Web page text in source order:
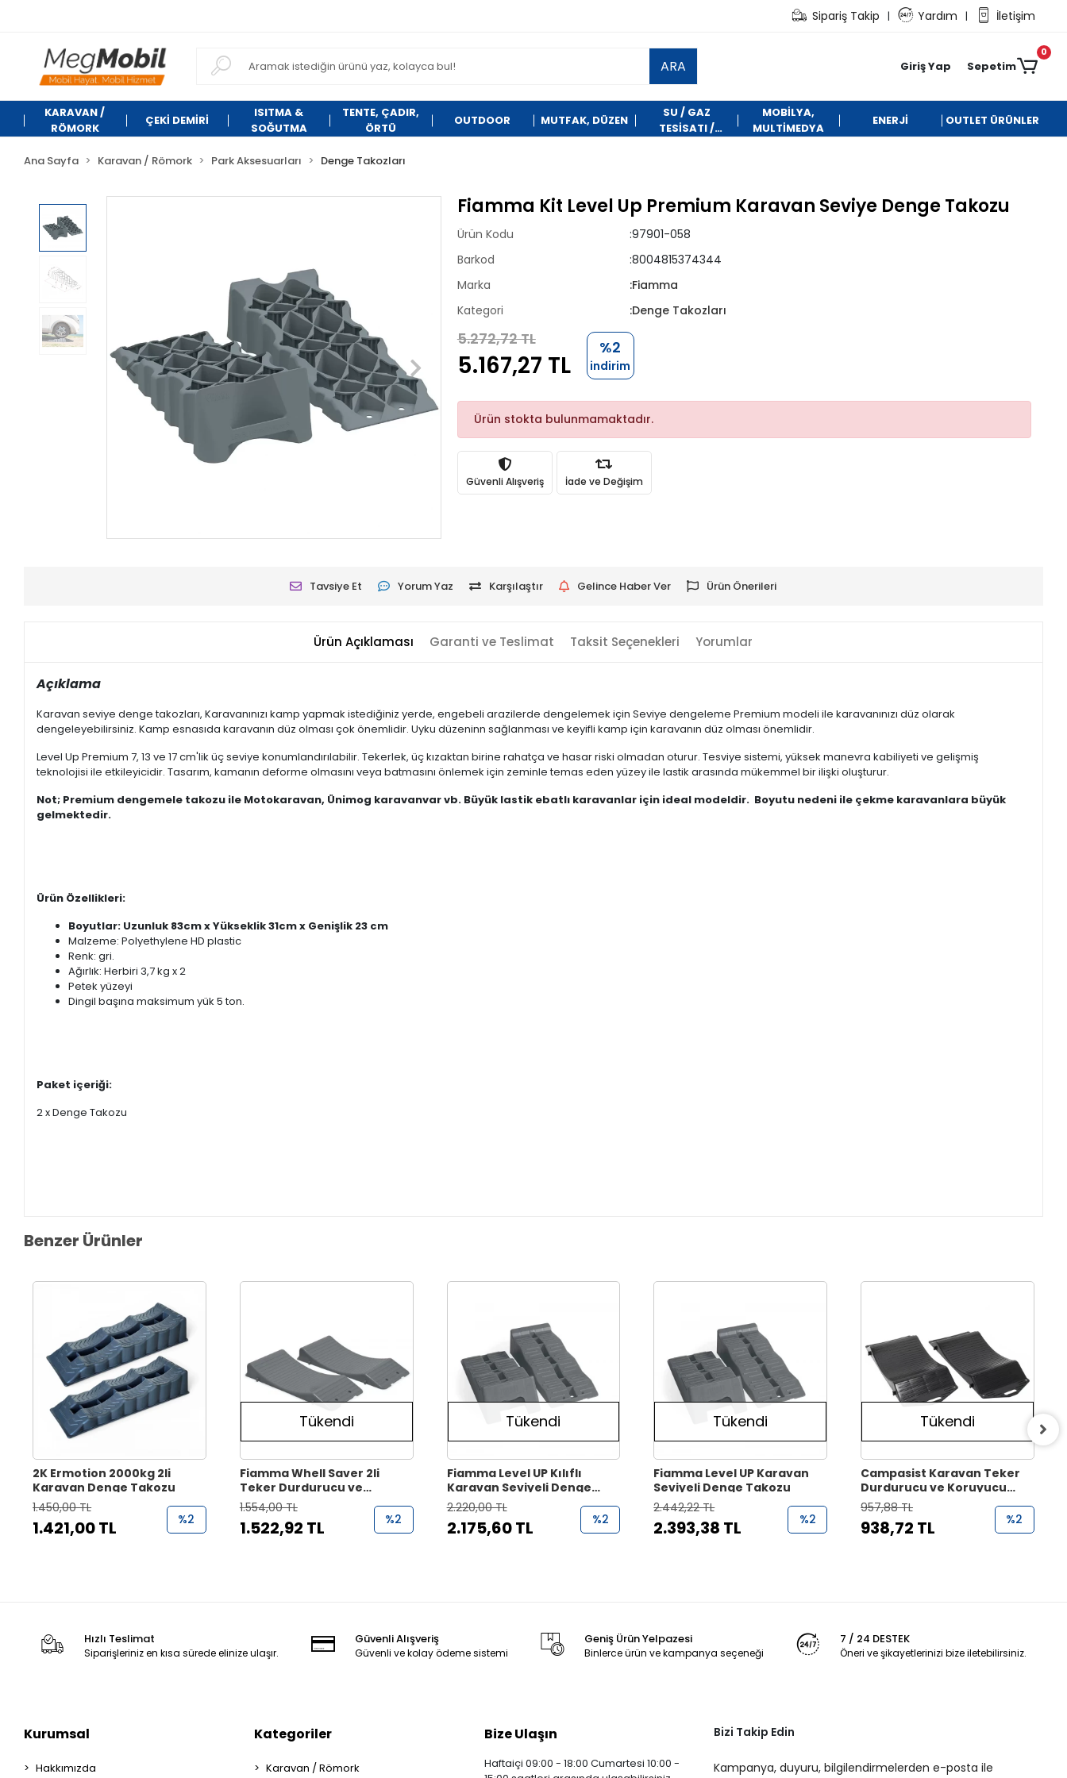
Sipariş Takip | Yardım | İletişim
ARA Giriş Yap Sepetim
0
KARAVAN /
RÖMORK
ÇEKİ DEMİRİ
ISITMA &
SOĞUTMA
TENTE, ÇADIR,
ÖRTÜ
OUTDOOR MUTFAK, DÜZEN
SU / GAZ
TESİSATI /
MOBİLYA,
MULTİMEDYA
ENERJİ OUTLET ÜRÜNLER
Ana Sayfa Karavan / Römork Park Aksesuarları Denge Takozları
Fiamma Kit Level Up Premium Karavan Seviye Denge Takozu
Ürün Kodu
:97901-058
Barkod
:8004815374344
Marka
:Fiamma
Kategori
:Denge Takozları
5.272,72 TL
5.167,27 TL
%2
indirim
Ürün stokta bulunmamaktadır.
Güvenli Alışveriş İade ve Değişim
Tavsiye Et Yorum Yaz Karşılaştır Gelince Haber Ver Ürün Önerileri
Ürün Açıklaması Garanti ve Teslimat Taksit Seçenekleri Yorumlar
Açıklama
Karavan seviye denge takozları, Karavanınızı kamp yapmak istediğiniz yerde, engebeli arazilerde dengelemek için Seviye dengeleme Premium modeli ile karavanınızı düz olarak
dengeleyebilirsiniz. Kamp esnasıda karavanın düz olması çok önemlidir. Uyku düzeninn sağlanması ve keyifli kamp için karavanın düz olması önemlidir.
Level Up Premium 7, 13 ve 17 cm'lik üç seviye konumlandırılabilir. Tekerlek, üç kızaktan birine rahatça ve hasar riski olmadan oturur. Tesviye sistemi, yüksek manevra kabiliyeti ve gelişmiş
teknolojisi ile etkileyicidir. Tasarım, kamanın deforme olmasını veya batmasını önlemek için zeminle temas eden yüzey ile lastik arasında mükemmel bir ilişki oluşturur.
Not; Premium dengemele takozu ile Motokaravan, Ünimog karavanvar vb. Büyük lastik ebatlı karavanlar için ideal modeldir. Boyutu nedeni ile çekme karavanlara büyük
gelmektedir.
Ürün Özellikleri:
Boyutlar: Uzunluk 83cmx Yükseklik 31cm x Genişlik 23 cm
Malzeme:Polyethylene HD plastic
Renk: gri.
Ağırlık: Herbiri 3,7 kg x 2
Petek yüzeyi
Dingil başına maksimum yük 5 ton.
Paket içeriği:
2 x Denge Takozu
Benzer Ürünler
2K Ermotion 2000kg 2li
Karavan Denge Takozu
1.450,00 TL
1.421,00 TL %2
Tükendi
Fiamma Whell Saver 2li
Teker Durdurucu ve
Koruyucu Takoz
1.554,00 TL
1.522,92 TL %2
Tükendi
Fiamma Level UP Kılıflı
Karavan Seviyeli Denge
Takozu
2.220,00 TL
2.175,60 TL %2
Tükendi
Fiamma Level UP Karavan
Seviyeli Denge Takozu
2.442,22 TL
2.393,38 TL %2
Tükendi
Campasist Karavan Teker
Durdurucu ve Koruyucu
Takoz
957,88 TL
938,72 TL %2
Hızlı Teslimat
Siparişleriniz en kısa sürede elinize ulaşır.
Güvenli Alışveriş
Güvenli ve kolay ödeme sistemi
Geniş Ürün Yelpazesi
Binlerce ürün ve kampanya seçeneği
7 / 24 DESTEK
Öneri ve şikayetlerinizi bize iletebilirsiniz.
Kurumsal
Hakkımızda
Kategoriler
Karavan / Römork
Bize Ulaşın
Haftaiçi 09:00 - 18:00 Cumartesi 10:00 -
Bizi Takip Edin
Kampanya, duyuru, bilgilendirmelerden e-posta ile